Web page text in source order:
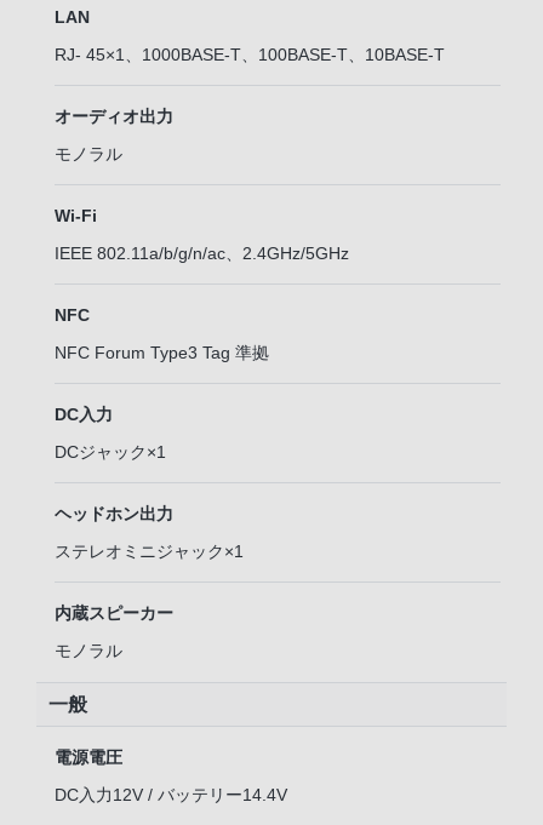
LAN
RJ- 45×1、1000BASE-T、100BASE-T、10BASE-T
オーディオ出力
モノラル
Wi-Fi
IEEE 802.11a/b/g/n/ac、2.4GHz/5GHz
NFC
NFC Forum Type3 Tag 準拠
DC入力
DCジャック×1
ヘッドホン出力
ステレオミニジャック×1
内蔵スピーカー
モノラル
一般
電源電圧
DC入力12V / バッテリー14.4V